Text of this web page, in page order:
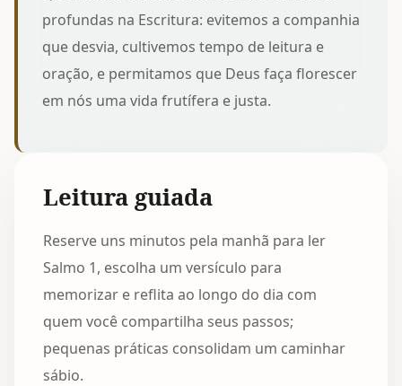
profundas na Escritura: evitemos a companhia
que desvia, cultivemos tempo de leitura e
oração, e permitamos que Deus faça florescer
em nós uma vida frutífera e justa.
Leitura guiada
Reserve uns minutos pela manhã para ler
Salmo 1, escolha um versículo para
memorizar e reflita ao longo do dia com
quem você compartilha seus passos;
pequenas práticas consolidam um caminhar
sábio.